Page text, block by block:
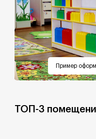
Пример
ТОП-3